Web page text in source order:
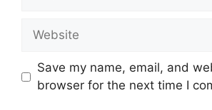
Website
Save my name, email, and
browser for the next time I